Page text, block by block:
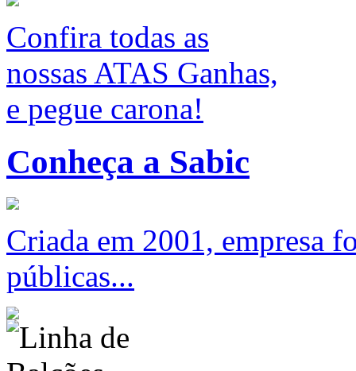
Confira todas as
nossas ATAS Ganhas,
e pegue carona!
Conheça a Sabic
Criada em 2001, empresa
públicas...